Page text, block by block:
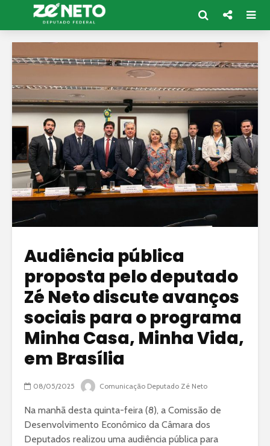
Audiência pública
proposta pelo deputado
Zé Neto discute avanços
sociais para o programa
Minha Casa, Minha Vida,
em Brasília
08/05/2025 Comunicação Deputado Zé Neto
Na manhã desta quinta-feira (8), a Comissão de
Desenvolvimento Econômico da Câmara dos
Deputados realizou uma audiência pública para